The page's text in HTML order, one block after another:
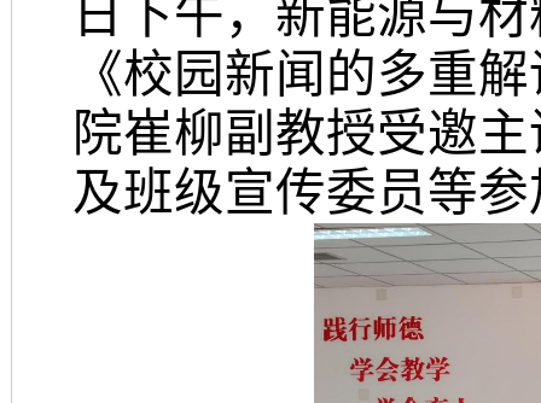
日下午，新能源与
《校园新闻的多重
院崔柳副教授受邀
及班级宣传委员等参